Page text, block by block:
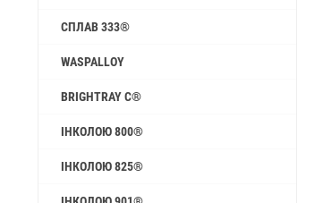
СПЛАВ 333®
WASPALLOY
BRIGHTRAY C®
ІНКОЛОЮ 800®
ІНКОЛОЮ 825®